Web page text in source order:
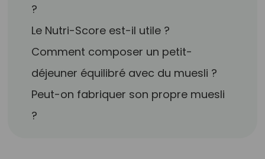
?
Le Nutri-Score est-il utile ?
Comment composer un petit-
déjeuner équilibré avec du muesli ?
Peut-on fabriquer son propre muesli
?